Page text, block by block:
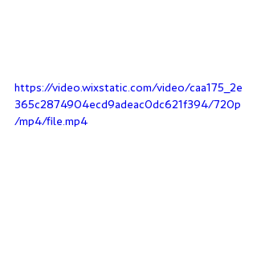
https://video.wixstatic.com/video/caa175_2e
365c2874904ecd9adeac0dc621f394/720p
/mp4/file.mp4